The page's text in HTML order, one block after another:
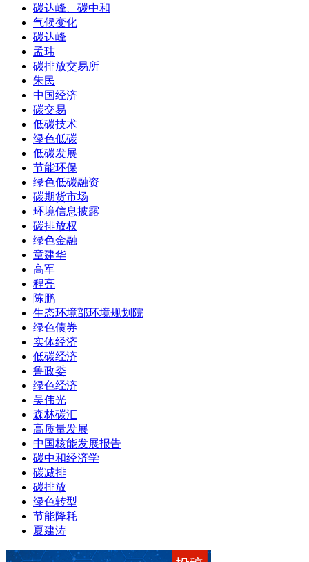
碳达峰、碳中和
气候变化
碳达峰
孟玮
碳排放交易所
朱民
中国经济
碳交易
低碳技术
绿色低碳
低碳发展
节能环保
绿色低碳融资
碳期货市场
环境信息披露
碳排放权
绿色金融
章建华
高军
程亮
陈鹏
生态环境部环境规划院
绿色债券
实体经济
低碳经济
鲁政委
绿色经济
吴伟光
森林碳汇
高质量发展
中国核能发展报告
碳中和经济学
碳减排
碳排放
绿色转型
节能降耗
夏建涛